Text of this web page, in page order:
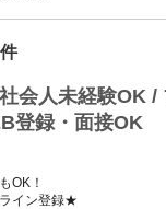
会人未経験OK /
登録・面接OK
OK！
イン登録★